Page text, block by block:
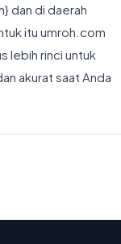
dan di daerah
itu umroh.com
lebih rinci untuk
akurat saat Anda